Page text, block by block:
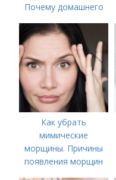
Почему домашнего
Как убрать
мимические
морщины. Причины
появления морщин